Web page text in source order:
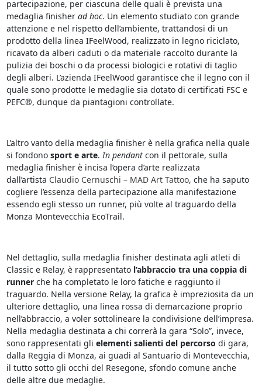
partecipazione, per ciascuna delle quali è prevista una
medaglia finisher ad hoc. Un elemento studiato con grande
attenzione e nel rispetto dell’ambiente, trattandosi di un
prodotto della linea IFeelWood, realizzato in legno riciclato,
ricavato da alberi caduti o da materiale raccolto durante la
pulizia dei boschi o da processi biologici e rotativi di taglio
degli alberi. L’azienda IFeelWood garantisce che il legno con il
quale sono prodotte le medaglie sia dotato di certificati FSC e
PEFC®, dunque da piantagioni controllate.
L’altro vanto della medaglia finisher è nella grafica nella quale
si fondono sport e arte. In pendantcon il pettorale, sulla
medaglia finisher è incisa l’opera d’arte realizzata
dall’artista Claudio Cernuschi – MAD Art Tattoo, che ha saputo
cogliere l’essenza della partecipazione alla manifestazione
essendo egli stesso un runner, più volte al traguardo della
Monza Montevecchia EcoTrail.
Nel dettaglio, sulla medaglia finisher destinata agli atleti di
Classic e Relay, è rappresentato l’abbraccio tra una coppia di
runner che ha completato le loro fatiche e raggiunto il
traguardo. Nella versione Relay, la grafica è impreziosita da un
ulteriore dettaglio, una linea rossa di demarcazione proprio
nell’abbraccio, a voler sottolineare la condivisione dell’impresa.
Nella medaglia destinata a chi correrà la gara “Solo”, invece,
sono rappresentati gli elementi salienti del percorso di gara,
dalla Reggia di Monza, ai guadi al Santuario di Montevecchia,
il tutto sotto gli occhi del Resegone, sfondo comune anche
delle altre due medaglie.